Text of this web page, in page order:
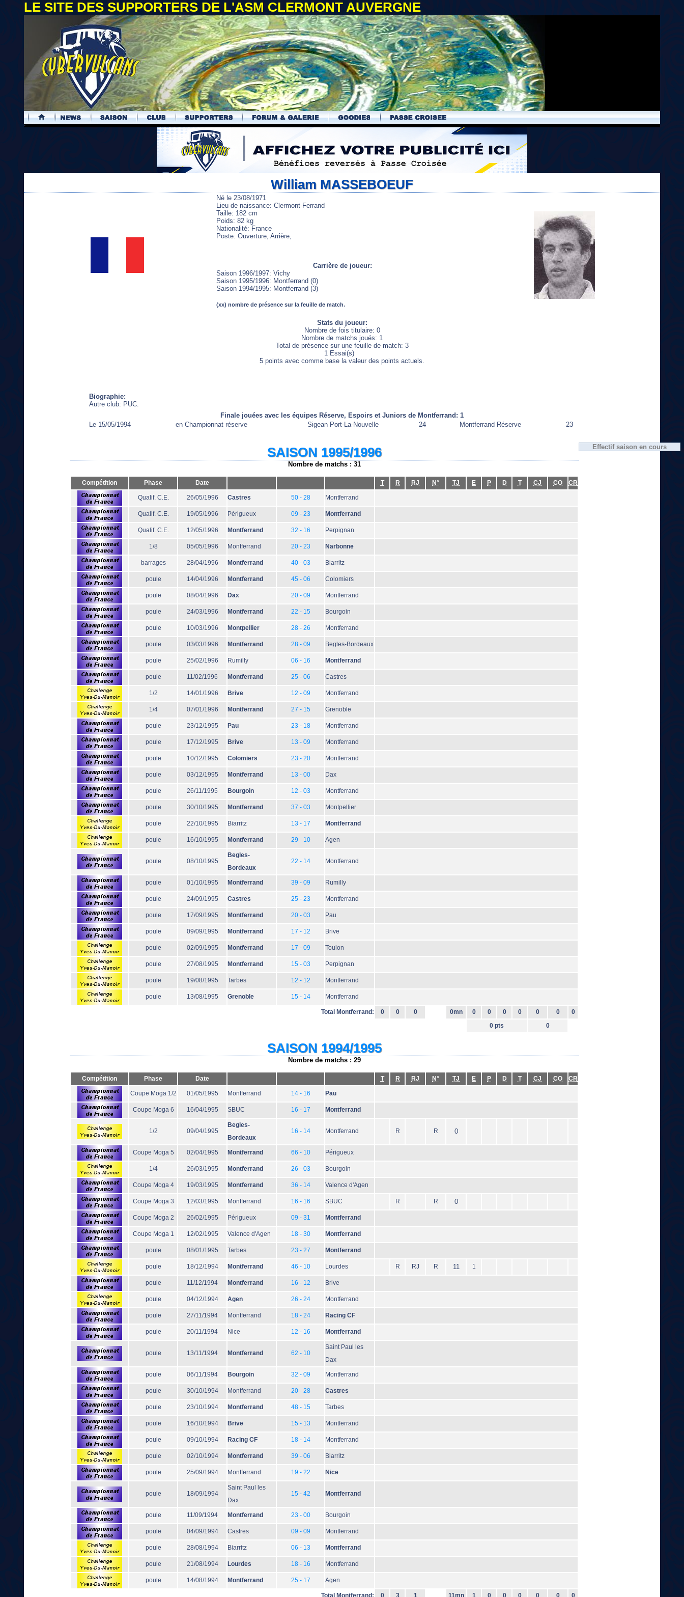
LE SITE DES SUPPORTERS DE L'ASM CLERMONT AUVERGNE
.
William MASSEBOEUF
Né le 23/08/1971
Lieu de naissance: Clermont-Ferrand
Taille: 182 cm
Poids: 82 kg
Nationalité: France
Poste: Ouverture, Arrière,
Carrière de joueur:
Saison 1996/1997: Vichy
Saison 1995/1996: Montferrand (0)
Saison 1994/1995: Montferrand (3)
(xx) nombre de présence sur la feuille de match.
Stats du joueur:
Nombre de fois titulaire: 0
Nombre de matchs joués: 1
Total de présence sur une feuille de match: 3
1 Essai(s)
5 points avec comme base la valeur des points actuels.
Biographie:
Autre club: PUC.
Finale jouées avec les équipes Réserve, Espoirs et Juniors de Montferrand: 1
Le 15/05/1994
en Championnat réserve Sigean Port-La-Nouvelle 24 Montferrand Réserve 23
Effectif saison en cours
SAISON 1995/1996
Nombre de matchs : 31
Compétition Phase Date T R RJ N° TJ E P D T CJ CO CR
Qualif. C.E. 26/05/1996 Castres 50 - 28 Montferrand
Qualif. C.E. 19/05/1996 Périgueux 09 - 23 Montferrand
Qualif. C.E. 12/05/1996 Montferrand 32 - 16 Perpignan
1/8 05/05/1996 Montferrand 20 - 23 Narbonne
barrages 28/04/1996 Montferrand 40 - 03 Biarritz
poule 14/04/1996 Montferrand 45 - 06 Colomiers
poule 08/04/1996 Dax 20 - 09 Montferrand
poule 24/03/1996 Montferrand 22 - 15 Bourgoin
poule 10/03/1996 Montpellier 28 - 26 Montferrand
poule 03/03/1996 Montferrand 28 - 09 Begles-Bordeaux
poule 25/02/1996 Rumilly 06 - 16 Montferrand
poule 11/02/1996 Montferrand 25 - 06 Castres
1/2 14/01/1996 Brive 12 - 09 Montferrand
1/4 07/01/1996 Montferrand 27 - 15 Grenoble
poule 23/12/1995 Pau 23 - 18 Montferrand
poule 17/12/1995 Brive 13 - 09 Montferrand
poule 10/12/1995 Colomiers 23 - 20 Montferrand
poule 03/12/1995 Montferrand 13 - 00 Dax
poule 26/11/1995 Bourgoin 12 - 03 Montferrand
poule 30/10/1995 Montferrand 37 - 03 Montpellier
poule 22/10/1995 Biarritz 13 - 17 Montferrand
poule 16/10/1995 Montferrand 29 - 10 Agen
poule 08/10/1995
Begles-
Bordeaux
22 - 14 Montferrand
poule 01/10/1995 Montferrand 39 - 09 Rumilly
poule 24/09/1995 Castres 25 - 23 Montferrand
poule 17/09/1995 Montferrand 20 - 03 Pau
poule 09/09/1995 Montferrand 17 - 12 Brive
poule 02/09/1995 Montferrand 17 - 09 Toulon
poule 27/08/1995 Montferrand 15 - 03 Perpignan
poule 19/08/1995 Tarbes 12 - 12 Montferrand
poule 13/08/1995 Grenoble 15 - 14 Montferrand
Total Montferrand: 0 0 0 0mn 0 0 0 0 0 0
0
0 pts
0
SAISON 1994/1995
Nombre de matchs : 29
Compétition Phase Date T R RJ N° TJ E P D T CJ CO CR
Coupe Moga 1/2 01/05/1995 Montferrand 14 - 16 Pau
Coupe Moga 6 16/04/1995 SBUC 16 - 17 Montferrand
1/2 09/04/1995
Begles-
Bordeaux
16 - 14 Montferrand R R 0
Coupe Moga 5 02/04/1995 Montferrand 66 - 10 Périgueux
1/4 26/03/1995 Montferrand 26 - 03 Bourgoin
Coupe Moga 4 19/03/1995 Montferrand 36 - 14 Valence d'Agen
Coupe Moga 3 12/03/1995 Montferrand 16 - 16 SBUC R R 0
Coupe Moga 2 26/02/1995 Périgueux 09 - 31 Montferrand
Coupe Moga 1 12/02/1995 Valence d'Agen 18 - 30 Montferrand
poule 08/01/1995 Tarbes 23 - 27 Montferrand
poule 18/12/1994 Montferrand 46 - 10 Lourdes R RJ R 11 1
poule 11/12/1994 Montferrand 16 - 12 Brive
poule 04/12/1994 Agen 26 - 24 Montferrand
poule 27/11/1994 Montferrand 18 - 24 Racing CF
poule 20/11/1994 Nice 12 - 16 Montferrand
poule 13/11/1994 Montferrand 62 - 10
Saint Paul les
Dax
poule 06/11/1994 Bourgoin 32 - 09 Montferrand
poule 30/10/1994 Montferrand 20 - 28 Castres
poule 23/10/1994 Montferrand 48 - 15 Tarbes
poule 16/10/1994 Brive 15 - 13 Montferrand
poule 09/10/1994 Racing CF 18 - 14 Montferrand
poule 02/10/1994 Montferrand 39 - 06 Biarritz
poule 25/09/1994 Montferrand 19 - 22 Nice
poule 18/09/1994
Saint Paul les
Dax
15 - 42 Montferrand
poule 11/09/1994 Montferrand 23 - 00 Bourgoin
poule 04/09/1994 Castres 09 - 09 Montferrand
poule 28/08/1994 Biarritz 06 - 13 Montferrand
poule 21/08/1994 Lourdes 18 - 16 Montferrand
poule 14/08/1994 Montferrand 25 - 17 Agen
Total Montferrand: 0 3 1 11mn 1 0 0 0 0 0 0